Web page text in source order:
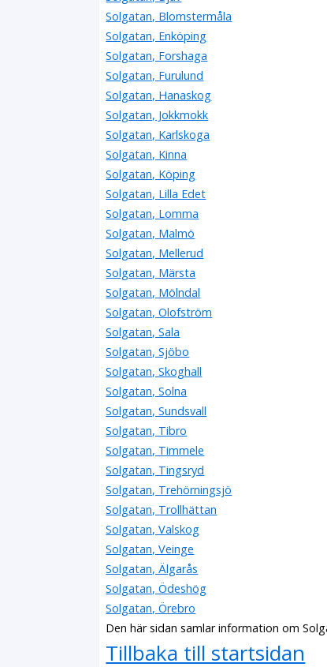
Solgatan, Blomstermåla
Solgatan, Enköping
Solgatan, Forshaga
Solgatan, Furulund
Solgatan, Hanaskog
Solgatan, Jokkmokk
Solgatan, Karlskoga
Solgatan, Kinna
Solgatan, Köping
Solgatan, Lilla Edet
Solgatan, Lomma
Solgatan, Malmö
Solgatan, Mellerud
Solgatan, Märsta
Solgatan, Mölndal
Solgatan, Olofström
Solgatan, Sala
Solgatan, Sjöbo
Solgatan, Skoghall
Solgatan, Solna
Solgatan, Sundsvall
Solgatan, Tibro
Solgatan, Timmele
Solgatan, Tingsryd
Solgatan, Trehörningsjö
Solgatan, Trollhättan
Solgatan, Valskog
Solgatan, Veinge
Solgatan, Älgarås
Solgatan, Ödeshög
Solgatan, Örebro
Den här sidan samlar information om
Tillbaka till startsidan